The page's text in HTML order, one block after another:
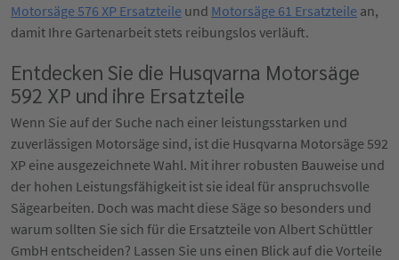
Motorsäge 576 XP Ersatzteile und Motorsäge 61 Ersatzteile an,
damit Ihre Gartenarbeit stets reibungslos verläuft.
Entdecken Sie die Husqvarna Motorsäge
592 XP und ihre Ersatzteile
Wenn Sie auf der Suche nach einer leistungsstarken und
zuverlässigen Motorsäge sind, ist die Husqvarna Motorsäge 592
XP eine ausgezeichnete Wahl. Mit ihrer robusten Bauweise und
der hohen Leistungsfähigkeit ist sie ideal für anspruchsvolle
Sägearbeiten. Doch was macht diese Säge so besonders und
warum sollten Sie sich für die Ersatzteile von Albert Schüttler
GmbH entscheiden? Lassen Sie uns einen Blick auf die Vorteile